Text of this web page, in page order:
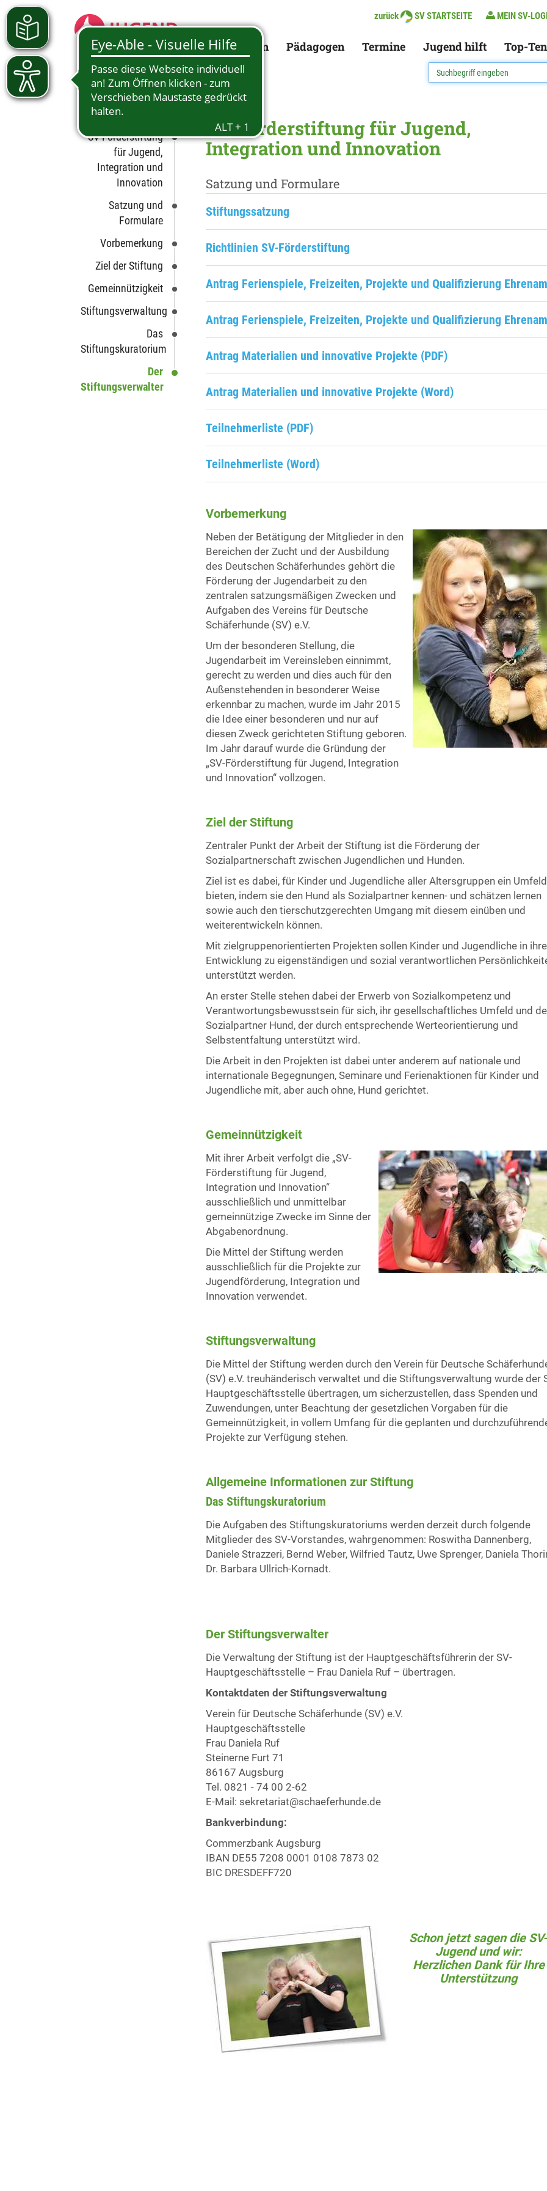
zurück SV STARTSEITE MEIN SV-
Jugendarbeit Eltern Pädagogen Termine Jugend hilft Top-
SV-Förderstiftung
SV-Förderstiftung
für Jugend,
Integration und
Innovation
Satzung und
Formulare
Vorbemerkung
Ziel der Stiftung
Gemeinnützigkeit
Stiftungsverwaltung
Das
Stiftungskuratorium
Der
Stiftungsverwalter
SV-Förderstiftung für Jugend,
Integration und Innovation
Satzung und Formulare
Stiftungssatzung
Richtlinien SV-Förderstiftung
Antrag Ferienspiele, Freizeiten, Projekte und Qualifizierung
Antrag Ferienspiele, Freizeiten, Projekte und Qualifizierung
Antrag Materialien und innovative Projekte (PDF)
Antrag Materialien und innovative Projekte (Word)
Teilnehmerliste (PDF)
Teilnehmerliste (Word)
Vorbemerkung
Neben der Betätigung der Mitglieder in den
Bereichen der Zucht und der Ausbildung
des Deutschen Schäferhundes gehört die
Förderung der Jugendarbeit zu den
zentralen satzungsmäßigen Zwecken und
Aufgaben des Vereins für Deutsche
Schäferhunde (SV) e.V.
Um der besonderen Stellung, die
Jugendarbeit im Vereinsleben einnimmt,
gerecht zu werden und dies auch für den
Außenstehenden in besonderer Weise
erkennbar zu machen, wurde im Jahr 2015
die Idee einer besonderen und nur auf
diesen Zweck gerichteten Stiftung geboren.
Im Jahr darauf wurde die Gründung der
„SV-Förderstiftung für Jugend, Integration
und Innovation“ vollzogen.
Ziel der Stiftung
Zentraler Punkt der Arbeit der Stiftung ist die Förderung der
Sozialpartnerschaft zwischen Jugendlichen und Hunden.
Ziel ist es dabei, für Kinder und Jugendliche aller Altersgruppen ein
bieten, indem sie den Hund als Sozialpartner kennen- und schätzen lernen
sowie auch den tierschutzgerechten Umgang mit diesem einüben und
weiterentwickeln können.
Mit zielgruppenorientierten Projekten sollen Kinder und Jugendliche in
Entwicklung zu eigenständigen und sozial verantwortlichen
unterstützt werden.
An erster Stelle stehen dabei der Erwerb von Sozialkompetenz und
Verantwortungsbewusstsein für sich, ihr gesellschaftliches Umfeld und
Sozialpartner Hund, der durch entsprechende Werteorientierung und
Selbstentfaltung unterstützt wird.
Die Arbeit in den Projekten ist dabei unter anderem auf nationale und
internationale Begegnungen, Seminare und Ferienaktionen für Kinder und
Jugendliche mit, aber auch ohne, Hund gerichtet.
Gemeinnützigkeit
Mit ihrer Arbeit verfolgt die „SV-
Förderstiftung für Jugend,
Integration und Innovation“
ausschließlich und unmittelbar
gemeinnützige Zwecke im Sinne der
Abgabenordnung.
Die Mittel der Stiftung werden
ausschließlich für die Projekte zur
Jugendförderung, Integration und
Innovation verwendet.
Stiftungsverwaltung
Die Mittel der Stiftung werden durch den Verein für Deutsche
(SV) e.V. treuhänderisch verwaltet und die Stiftungsverwaltung wurde der
Hauptgeschäftsstelle übertragen, um sicherzustellen, dass Spenden und
Zuwendungen, unter Beachtung der gesetzlichen Vorgaben für die
Gemeinnützigkeit, in vollem Umfang für die geplanten und
Projekte zur Verfügung stehen.
Allgemeine Informationen zur Stiftung
Das Stiftungskuratorium
Die Aufgaben des Stiftungskuratoriums werden derzeit durch folgende
Mitglieder des SV-Vorstandes, wahrgenommen: Roswitha Dannenberg,
Daniele Strazzeri, Bernd Weber, Wilfried Tautz, Uwe Sprenger, Daniela
Dr. Barbara Ullrich-Kornadt.
Der Stiftungsverwalter
Die Verwaltung der Stiftung ist der Hauptgeschäftsführerin der SV-
Hauptgeschäftsstelle – Frau Daniela Ruf – übertragen.
Kontaktdaten der Stiftungsverwaltung
Verein für Deutsche Schäferhunde (SV) e.V.
Hauptgeschäftsstelle
Frau Daniela Ruf
Steinerne Furt 71
86167 Augsburg
Tel. 0821 - 74 00 2-62
E-Mail: sekretariat@schaeferhunde.de
Bankverbindung:
Commerzbank Augsburg
IBAN DE55 7208 0001 0108 7873 02
BIC DRESDEFF720
Schon jetzt sagen die SV-
Jugend und wir:
Herzlichen Dank für Ihre
Unterstützung